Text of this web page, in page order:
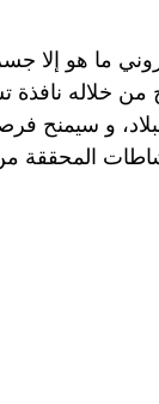
ما هو إلا
من خلاله
و سيمنح